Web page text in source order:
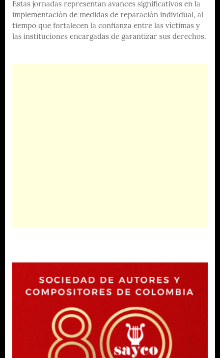
Estas jornadas representan avances significativos en la
implementación de medidas de reparación individual, al
tiempo que fortalecen la confianza entre las víctimas y
las instituciones encargadas de garantizar sus derechos.